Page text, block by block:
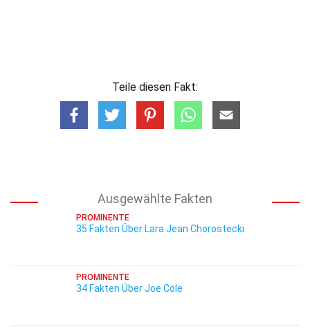
Teile diesen Fakt:
Ausgewählte Fakten
PROMINENTE
35 Fakten Über Lara Jean Chorostecki
PROMINENTE
34 Fakten Über Joe Cole